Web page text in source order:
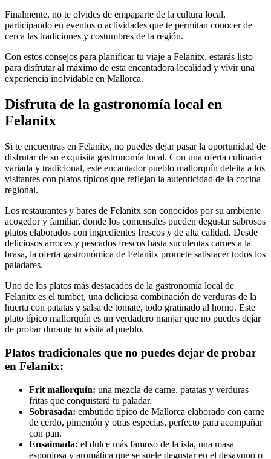
Finalmente, no te olvides de empaparte de la cultura local,
participando en eventos o actividades que te permitan conocer de
cerca las tradiciones y costumbres de la región.
Con estos consejos para planificar tu viaje a Felanitx, estarás listo
para disfrutar al máximo de esta encantadora localidad y vivir una
experiencia inolvidable en Mallorca.
Disfruta de la gastronomía local en
Felanitx
Si te encuentras en Felanitx, no puedes dejar pasar la oportunidad de
disfrutar de su exquisita gastronomía local. Con una oferta culinaria
variada y tradicional, este encantador pueblo mallorquín deleita a los
visitantes con platos típicos que reflejan la autenticidad de la cocina
regional.
Los restaurantes y bares de Felanitx son conocidos por su ambiente
acogedor y familiar, donde los comensales pueden degustar sabrosos
platos elaborados con ingredientes frescos y de alta calidad. Desde
deliciosos arroces y pescados frescos hasta suculentas carnes a la
brasa, la oferta gastronómica de Felanitx promete satisfacer todos los
paladares.
Uno de los platos más destacados de la gastronomía local de
Felanitx es el tumbet, una deliciosa combinación de verduras de la
huerta con patatas y salsa de tomate, todo gratinado al horno. Este
plato típico mallorquín es un verdadero manjar que no puedes dejar
de probar durante tu visita al pueblo.
Platos tradicionales que no puedes dejar de probar
en Felanitx:
Frit mallorquín: una mezcla de carne, patatas y verduras
fritas que conquistará tu paladar.
Sobrasada: embutido típico de Mallorca elaborado con carne
de cerdo, pimentón y otras especias, perfecto para acompañar
con pan.
Ensaimada: el dulce más famoso de la isla, una masa
esponjosa y aromática que se suele degustar en el desayuno o